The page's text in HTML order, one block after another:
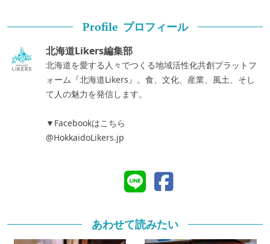
Profile プロフィール
北海道Likers編集部
北海道を愛する人々でつくる地域活性化共創プラットフ
ォーム『北海道Likers』。食、文化、産業、風土、そし
て人の魅力を発信します。
▼Facebookはこちら
@HokkaidoLikers.jp
あわせて読みたい